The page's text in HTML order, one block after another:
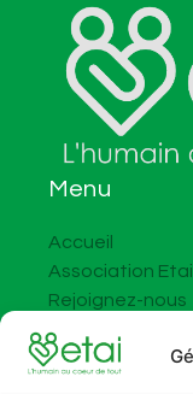
Menu
Accueil
Association Etai
Rejoignez-nous
FAQ
Contact